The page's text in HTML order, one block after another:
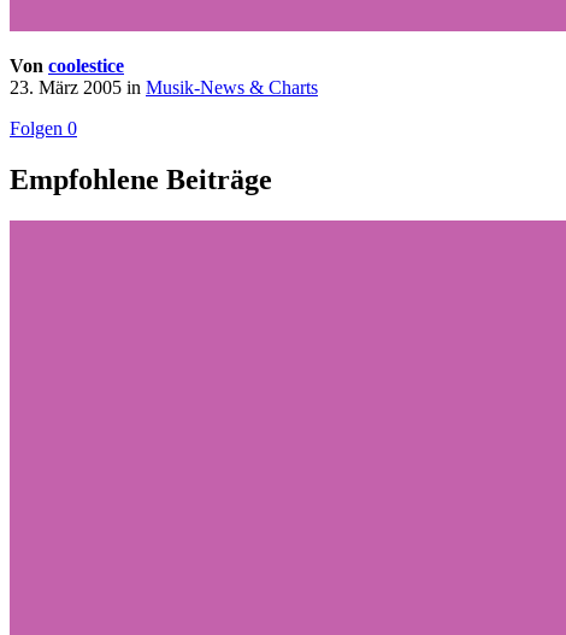
Von coolestice
23. März 2005 in Musik-News & Charts
Folgen 0
Empfohlene Beiträge